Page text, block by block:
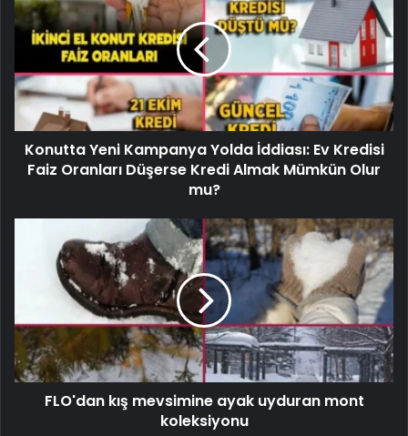
Konutta Yeni Kampanya Yolda İddiası: Ev Kredisi
Faiz Oranları Düşerse Kredi Almak Mümkün Olur
mu?
FLO'dan kış mevsimine ayak uyduran mont
koleksiyonu